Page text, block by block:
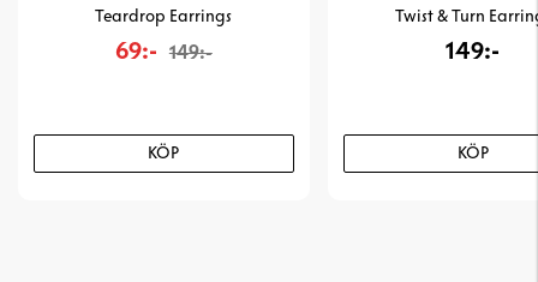
Teardrop Earrings
69:- 149:-
KÖP
Twist & Turn
149:-
KÖP